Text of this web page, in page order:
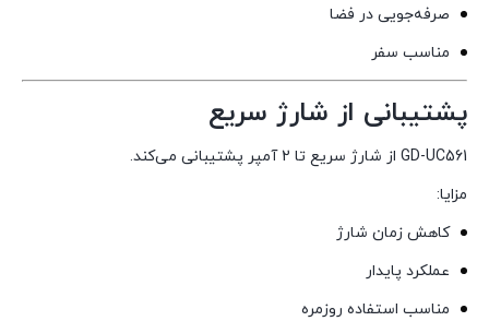
صرفه‌جویی در فضا
مناسب سفر
پشتیبانی از شارژ سریع
GD-UC561 از شارژ سریع تا 2 آمپر پشتیبانی می‌کند.
مزایا:
کاهش زمان شارژ
عملکرد پایدار
مناسب استفاده روزمره